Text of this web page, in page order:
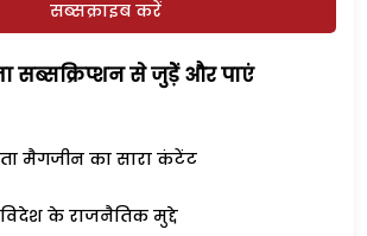
सब्सक्राइब करें
सब्सक्रिप्शन से जुड़ेें और पाएं
मैगजीन का सारा कंटेंट
के राजनैतिक मुद्दे